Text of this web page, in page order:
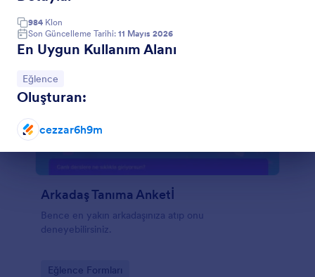
984 Klon
Son Güncelleme Tarihi: 11 Mayıs 2026
En Uygun Kullanım Alanı
Kategoriye git:
Eğlence
Oluşturan:
cezzar6h9m
Arkadaş Tanıma Anketİ
Bence en yakın arkadaşınıza atıp onu
deneyebilirsiniz.
Go to Category:
Eğlence Formları